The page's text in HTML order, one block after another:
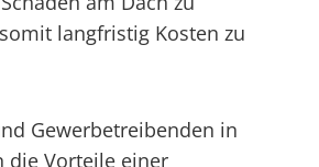
langfristig Kosten zu
Gewerbetreibenden in
die Vorteile einer